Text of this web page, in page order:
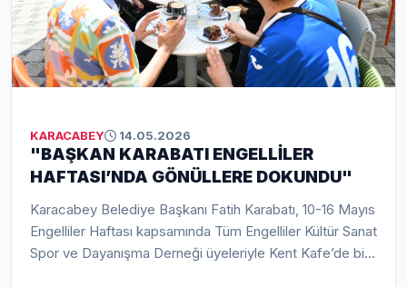
KARACABEY 14.05.2026
"BAŞKAN KARABATI ENGELLİLER
HAFTASI’NDA GÖNÜLLERE DOKUNDU"
Karacabey Belediye Başkanı Fatih Karabatı, 10-16 Mayıs
Engelliler Haftası kapsamında Tüm Engelliler Kültür Sanat
Spor ve Dayanışma Derneği üyeleriyle Kent Kafe’de bir